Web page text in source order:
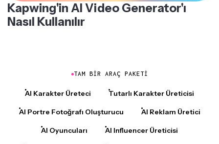
Kapwing'in AI Video Generator'ı
Nasıl Kullanılır
TAM BIR ARAÇ PAKETI
AI Karakter Üreteci Tutarlı Karakter Üreticisi
AI Portre Fotoğrafı Oluşturucu AI Reklam Üretici
AI Oyuncuları AI Influencer Üreticisi